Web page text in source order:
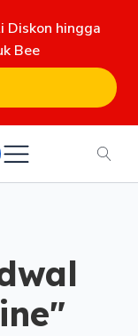
Diskon hingga
Bee